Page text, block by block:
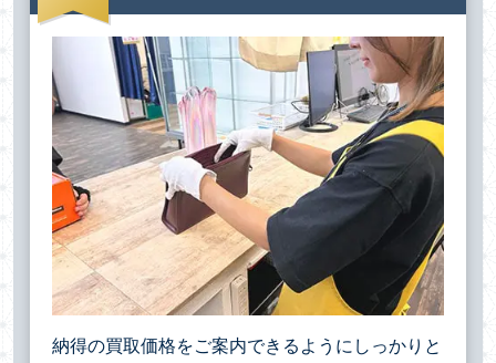
納得の買取価格をご案内できるようにしっかりと